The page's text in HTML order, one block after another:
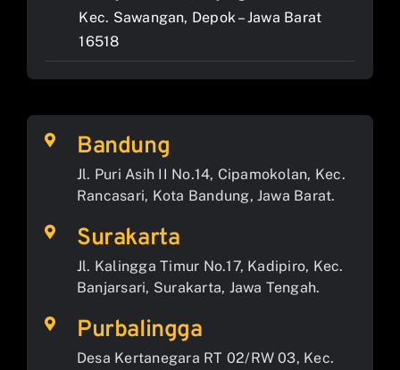
Kec. Sawangan, Depok – Jawa Barat
16518
Bandung
Jl. Puri Asih II No.14, Cipamokolan, Kec.
Rancasari, Kota Bandung, Jawa Barat.
Surakarta
Jl. Kalingga Timur No.17, Kadipiro, Kec.
Banjarsari, Surakarta, Jawa Tengah.
Purbalingga
Desa Kertanegara RT 02/RW 03, Kec.